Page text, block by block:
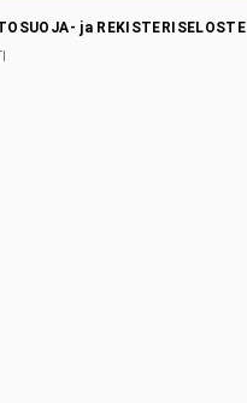
ja REKISTERISELOSTE